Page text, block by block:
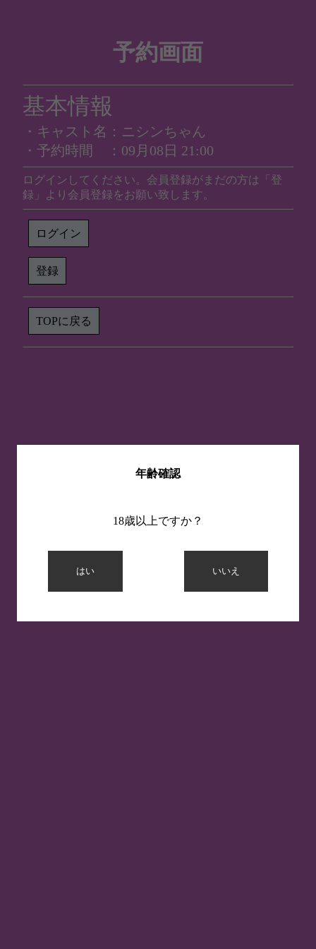
年齢確認
18歳以上ですか？
はい いいえ
予約画面
基本情報
・キャスト名：ニシンちゃん
・予約時間 ：09月08日 21:00
ログインしてください。会員登録がまだの方は「登
録」より会員登録をお願い致します。
ログイン
登録
TOPに戻る